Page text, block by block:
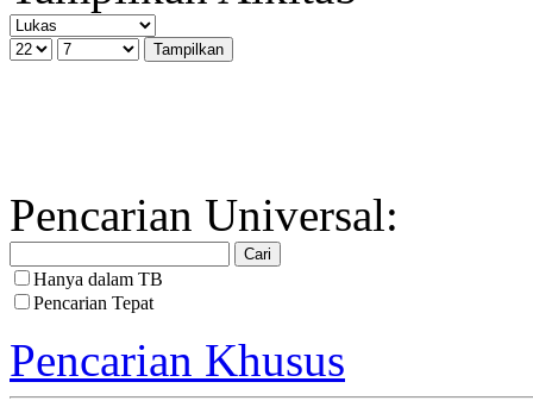
Pencarian Universal:
Hanya dalam TB
Pencarian Tepat
Pencarian Khusus